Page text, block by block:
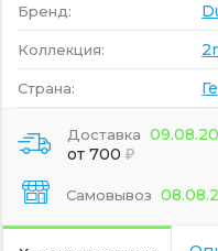
Бренд:
Коллекция:
Страна:
Доставка
от 700
Самовывоз